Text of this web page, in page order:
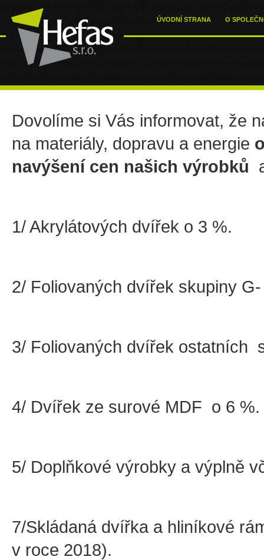
ÚVODNÍ STRANA O
Dovolíme si Vás informovat, že
na materiály, dopravu a energie
navýšení cen našich výrobků
1/ Akrylátových dvířek o 3 %.
2/ Foliovaných dvířek skupiny
3/ Foliovaných dvířek ostatních
4/ Dvířek ze surové MDF o 6 %.
5/ Doplňkové výrobky a výplně
7/Skládaná dvířka a hliníkové
v roce 2018).